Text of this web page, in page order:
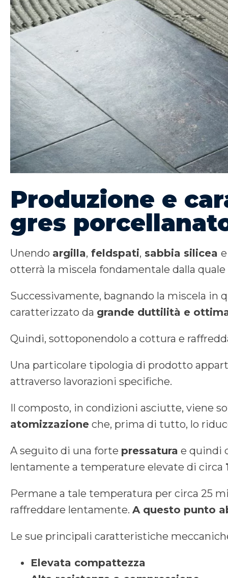
Produzione e
gres
Unendo argilla, feldspati, sabbia silicea e
otterrà la miscela fondamentale dalla
Successivamente, bagnando la miscela in
caratterizzato da grande duttilità e
Quindi, sottoponendolo a cottura e
Una particolare tipologia di prodotto
attraverso lavorazioni specifiche.
Il composto, in condizioni asciutte, viene
atomizzazione che, prima di tutto, lo
A seguito di una forte pressatura e quindi
lentamente a temperature elevate di circa
Permane a tale temperatura per circa 25
raffreddare lentamente. A questo punto
Le sue principali caratteristiche
Elevata compattezza